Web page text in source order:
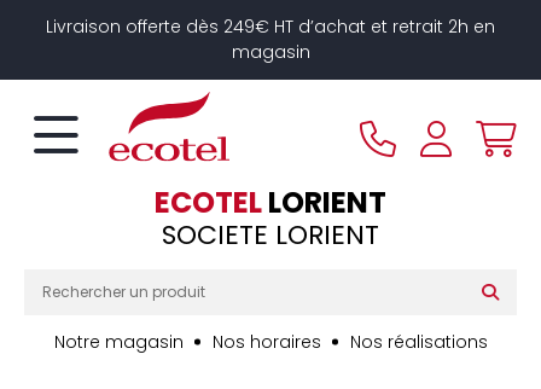
Livraison offerte dès 249€ HT d’achat et retrait 2h en
magasin
ECOTELLORIENT
SOCIETE LORIENT
Notre magasin Nos horaires Nos réalisations
Panneau de gestion des cookies